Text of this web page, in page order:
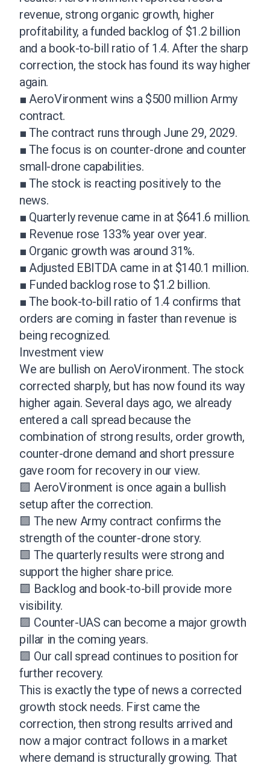
revenue, strong organic growth, higher
profitability, a funded backlog of $1.2 billion
and a book-to-bill ratio of 1.4. After the sharp
correction, the stock has found its way higher
again.
■ AeroVironment wins a $500 million Army
contract.
■ The contract runs through June 29, 2029.
■ The focus is on counter-drone and counter
small-drone capabilities.
■ The stock is reacting positively to the
news.
■ Quarterly revenue came in at $641.6 million.
■ Revenue rose 133% year over year.
■ Organic growth was around 31%.
■ Adjusted EBITDA came in at $140.1 million.
■ Funded backlog rose to $1.2 billion.
■ The book-to-bill ratio of 1.4 confirms that
orders are coming in faster than revenue is
being recognized.
Investment view
We are bullish on AeroVironment. The stock
corrected sharply, but has now found its way
higher again. Several days ago, we already
entered a call spread because the
combination of strong results, order growth,
counter-drone demand and short pressure
gave room for recovery in our view.
🟪 AeroVironment is once again a bullish
setup after the correction.
🟪 The new Army contract confirms the
strength of the counter-drone story.
🟪 The quarterly results were strong and
support the higher share price.
🟪 Backlog and book-to-bill provide more
visibility.
🟪 Counter-UAS can become a major growth
pillar in the coming years.
🟪 Our call spread continues to position for
further recovery.
This is exactly the type of news a corrected
growth stock needs. First came the
correction, then strong results arrived and
now a major contract follows in a market
where demand is structurally growing. That